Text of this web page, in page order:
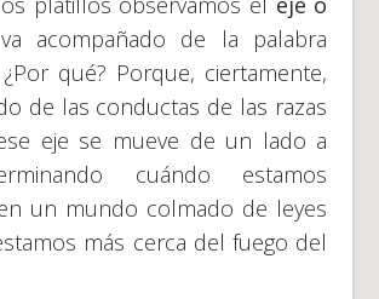
acompañado de la palabra
qué? Porque, ciertamente,
de las conductas de las razas
eje se mueve de un lado a
cuándo estamos
un mundo colmado de leyes
más cerca del fuego del